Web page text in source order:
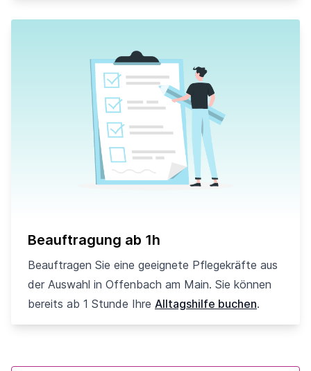
Beauftragung ab 1h
Beauftragen Sie eine geeignete Pflegekräfte aus
der Auswahl in Offenbach am Main. Sie können
bereits ab 1 Stunde Ihre Alltagshilfe buchen.